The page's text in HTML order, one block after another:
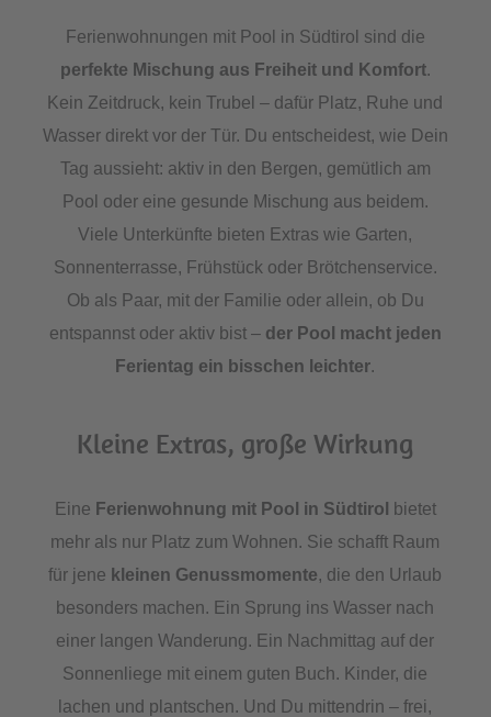
Ferienwohnungen mit Pool in Südtirol sind die
perfekte Mischung aus Freiheit und Komfort.
Kein Zeitdruck, kein Trubel – dafür Platz, Ruhe und
Wasser direkt vor der Tür. Du entscheidest, wie Dein
Tag aussieht: aktiv in den Bergen, gemütlich am
Pool oder eine gesunde Mischung aus beidem.
Viele Unterkünfte bieten Extras wie Garten,
Sonnenterrasse, Frühstück oder Brötchenservice.
Ob als Paar, mit der Familie oder allein, ob Du
entspannst oder aktiv bist – der Pool macht jeden
Ferientag ein bisschen leichter.
Kleine Extras, große Wirkung
Eine Ferienwohnung mit Pool in Südtirol
bietet
mehr als nur Platz zum Wohnen. Sie schafft Raum
für jene kleinen Genussmomente, die den Urlaub
besonders machen. Ein Sprung ins Wasser nach
einer langen Wanderung. Ein Nachmittag auf der
Sonnenliege mit einem guten Buch. Kinder, die
lachen und plantschen. Und Du mittendrin – frei,